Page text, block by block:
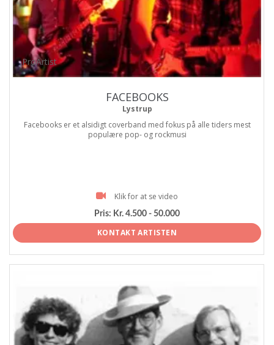
ProArtist
FACEBOOKS
Lystrup
Facebooks er et alsidigt coverband med fokus på alle tiders mest
populære pop- og rockmusi
Klik for at se video
Pris: Kr. 4.500 - 50.000
KONTAKT ARTISTEN